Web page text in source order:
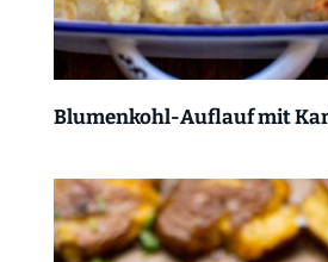
Blumenkohl-Auflauf mit